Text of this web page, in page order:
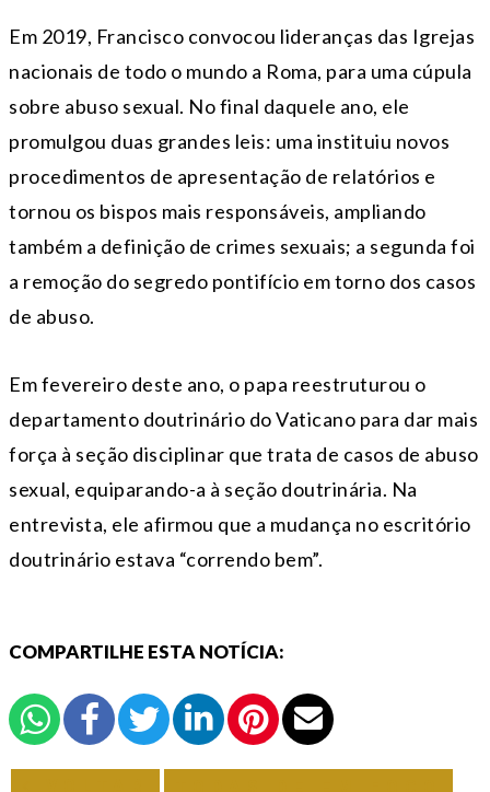
Em 2019, Francisco convocou lideranças das Igrejas
nacionais de todo o mundo a Roma, para uma cúpula
sobre abuso sexual. No final daquele ano, ele
promulgou duas grandes leis: uma instituiu novos
procedimentos de apresentação de relatórios e
tornou os bispos mais responsáveis, ampliando
também a definição de crimes sexuais; a segunda foi
a remoção do segredo pontifício em torno dos casos
de abuso.
Em fevereiro deste ano, o papa reestruturou o
departamento doutrinário do Vaticano para dar mais
força à seção disciplinar que trata de casos de abuso
sexual, equiparando-a à seção doutrinária. Na
entrevista, ele afirmou que a mudança no escritório
doutrinário estava “correndo bem”.
COMPARTILHE ESTA NOTÍCIA: